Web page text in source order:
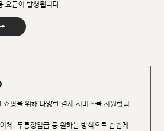
요금이 발생됩니다.
쇼핑을 위해 다양한 결제 서비스를 지원합니
체, 무통장입금 등 원하는 방식으로 손쉽게